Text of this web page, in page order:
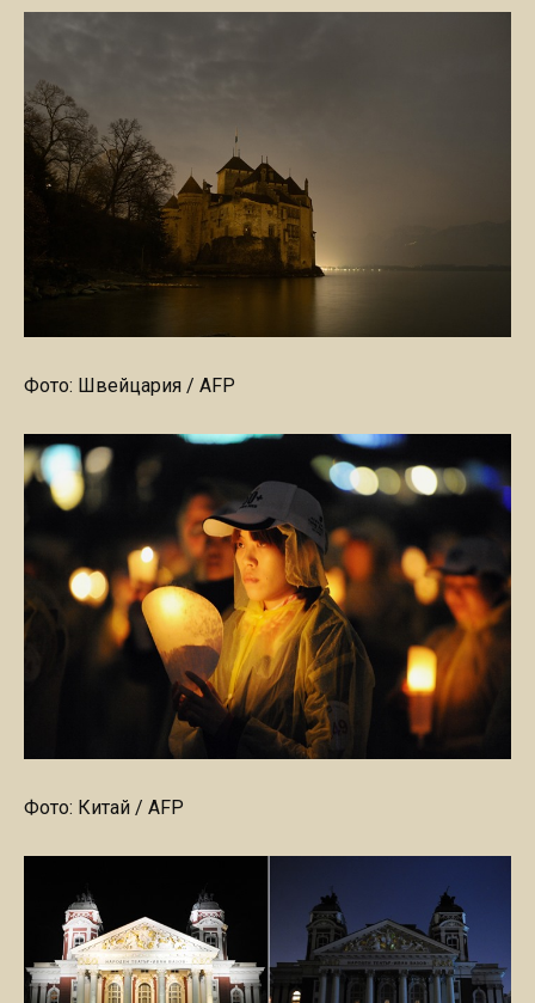
Фото: Швейцария / AFP
Фото: Китай / AFP